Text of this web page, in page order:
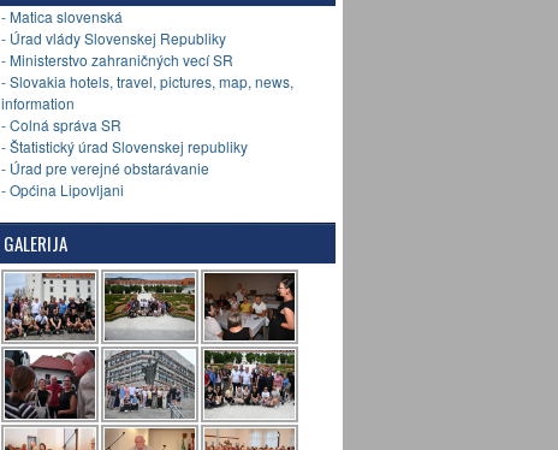
- Matica slovenská
- Úrad vlády Slovenskej Republiky
- Ministerstvo zahraničných vecí SR
- Slovakia hotels, travel, pictures, map, news,
information
- Colná správa SR
- Štatistický úrad Slovenskej republiky
- Úrad pre verejné obstarávanie
- Općina Lipovljani
GALERIJA